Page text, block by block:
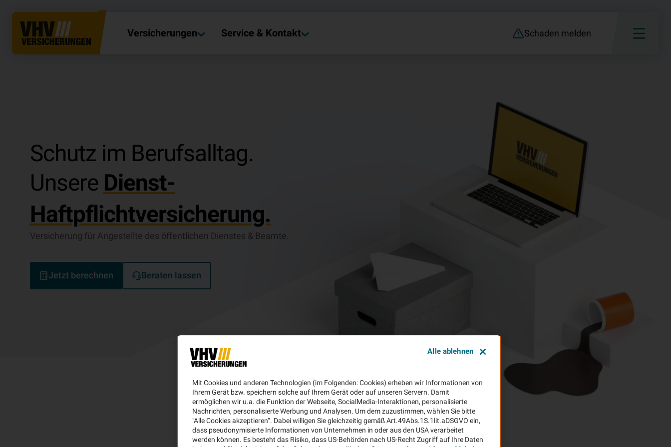
Versicherungen Service & Kontakt Schaden melden
Schutz im Berufsalltag.
Unsere Dienst-
Haftpflichtversicherung.
Versicherung für Angestellte des öffentlichen Dienstes & Beamte.
Jetzt berechnen Beraten lassen
Mit Cookies und anderen Technologien (im Folgenden: Cookies) erheben wir Informationen von
Ihrem Gerät bzw. speichern solche auf Ihrem Gerät oder auf unseren Servern. Damit
ermöglichen wir u.a. die Funktion der Webseite, SocialMedia-Interaktionen, personalisierte
Nachrichten, personalisierte Werbung und Analysen. Um dem zuzustimmen, wählen Sie bitte
"Alle Cookies akzeptieren“. Dabei willigen Sie gleichzeitig gemäß Art.49Abs.1S.1lit.aDSGVO ein,
dass pseudonymisierte Informationen von Unternehmen in oder aus den USA verarbeitet
werden können. Es besteht das Risiko, dass US-Behörden nach US-Recht Zugriff auf Ihre Daten
Alle ablehnen